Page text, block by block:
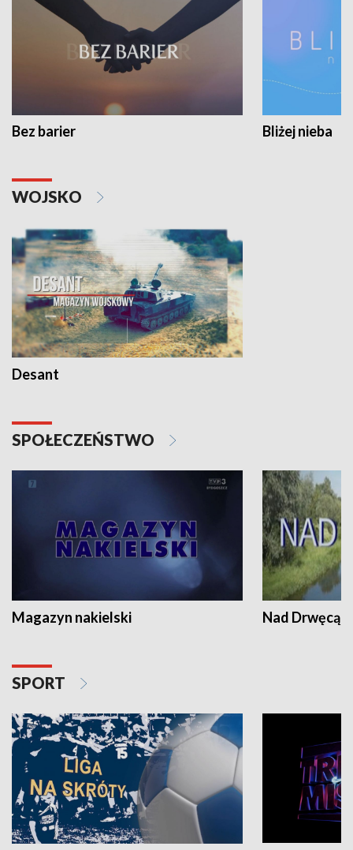
Bez barier Bliżej nieba
WOJSKO
Desant
SPOŁECZEŃSTWO
Magazyn nakielski Nad Drwęcą
SPORT